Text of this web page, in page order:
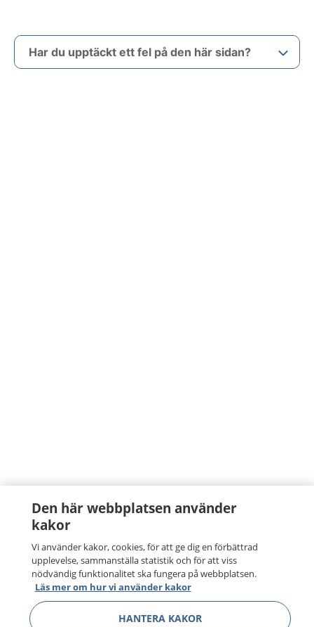
Har du upptäckt ett fel på den här sidan?
Den här webbplatsen använder
kakor
Vi använder kakor, cookies, för att ge dig en förbättrad
upplevelse, sammanställa statistik och för att viss
nödvändig funktionalitet ska fungera på webbplatsen.
Läs mer om hur vi använder kakor
HANTERA KAKOR